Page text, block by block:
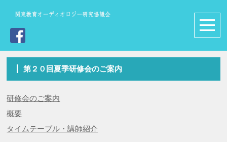
第２０回夏季研修会のご案内
研修会のご案内
概要
タイムテーブル・講師紹介